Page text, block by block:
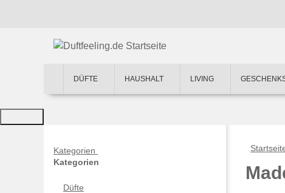
DÜFTE HAUSHALT LIVING
Kategorien
Kategorien
Düfte